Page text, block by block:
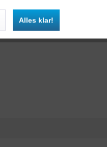
Inaktiv
Inaktiv
Alles klar!